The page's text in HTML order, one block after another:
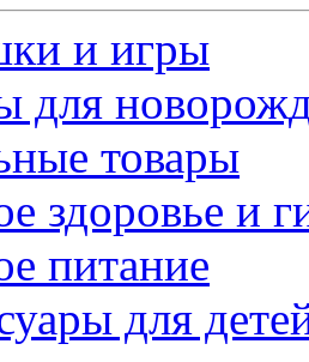
и игры
для
товары
здоровье и
питание
для